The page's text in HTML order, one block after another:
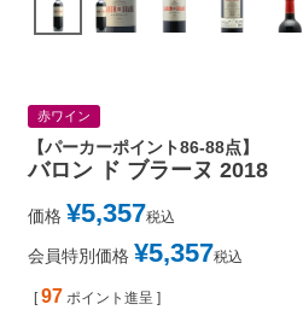
赤ワイン
【パーカーポイント86-88点】
バロン ド ブラーヌ 2018
価格 ¥5,357税込
会員特別価格 ¥5,357税込
[ 97 ポイント進呈 ]